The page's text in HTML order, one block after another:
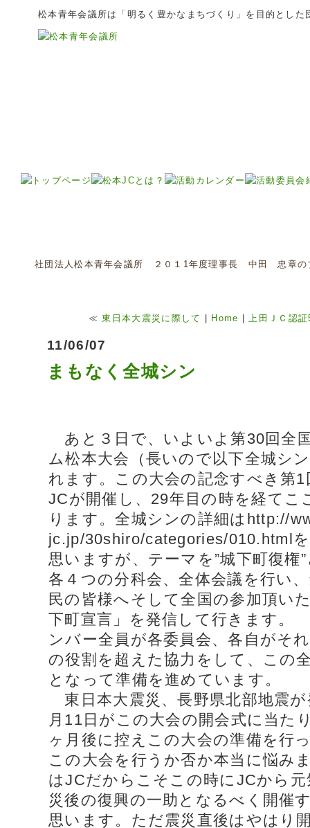
松本青年会議所は「明るく豊かなまちづくり」を目的とした
社団法人松本青年会議所 ２０１1年度理事長 中田 忠章の
≪東日本大震災に際して Home |上田ＪＣ認
11/06/07
まもなく全城シン
あと３日で、いよいよ第30回全
ム松本大会（長いので以下全城シ
れます。この大会の記念すべき第
JCが開催し、29年目の時を経てこ
ります。全城シンの詳細は http://
jc.jp/30shiro/categories/010.html
思いますが、テーマを”城下町復権
各４つの分科会、全体会議を行い
民の皆様へそして全国の参加頂い
下町宣言」を発信して行きます。
ンバー全員が各委員会、各自がそ
の役割を超えた協力をして、この
となって準備を進めています。
東日本大震災、長野県北部地震
月11日がこの大会の開会式に当た
ヶ月後に控えこの大会の準備を行
この大会を行うか否か本当に悩み
はJCだからこそこの時にJCから
災後の復興の一助となるべく開催
思います。ただ震災直後はやはり